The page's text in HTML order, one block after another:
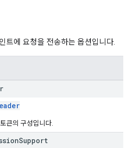
트에 요청을 전송하는 옵션입니다.
큰의 구성입니다.
Support